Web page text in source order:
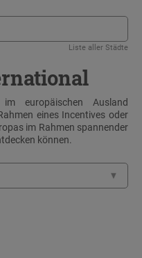
Liste aller Städte
europäischen Ausland
eines Incentives oder
im Rahmen spannender
können.